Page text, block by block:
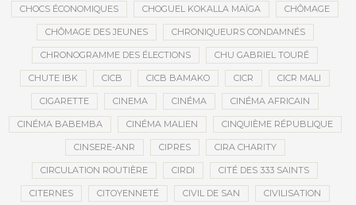
CHOCS ÉCONOMIQUES CHOGUEL KOKALLA MAÏGA CHÔMAGE
CHÔMAGE DES JEUNES CHRONIQUEURS CONDAMNÉS
CHRONOGRAMME DES ÉLECTIONS CHU GABRIEL TOURÉ
CHUTE IBK CICB CICB BAMAKO CICR CICR MALI
CIGARETTE CINEMA CINÉMA CINÉMA AFRICAIN
CINÉMA BABEMBA CINÉMA MALIEN CINQUIÈME RÉPUBLIQUE
CINSERE-ANR CIPRES CIRA CHARITY
CIRCULATION ROUTIÈRE CIRDI CITÉ DES 333 SAINTS
CITERNES CITOYENNETÉ CIVIL DE SAN CIVILISATION